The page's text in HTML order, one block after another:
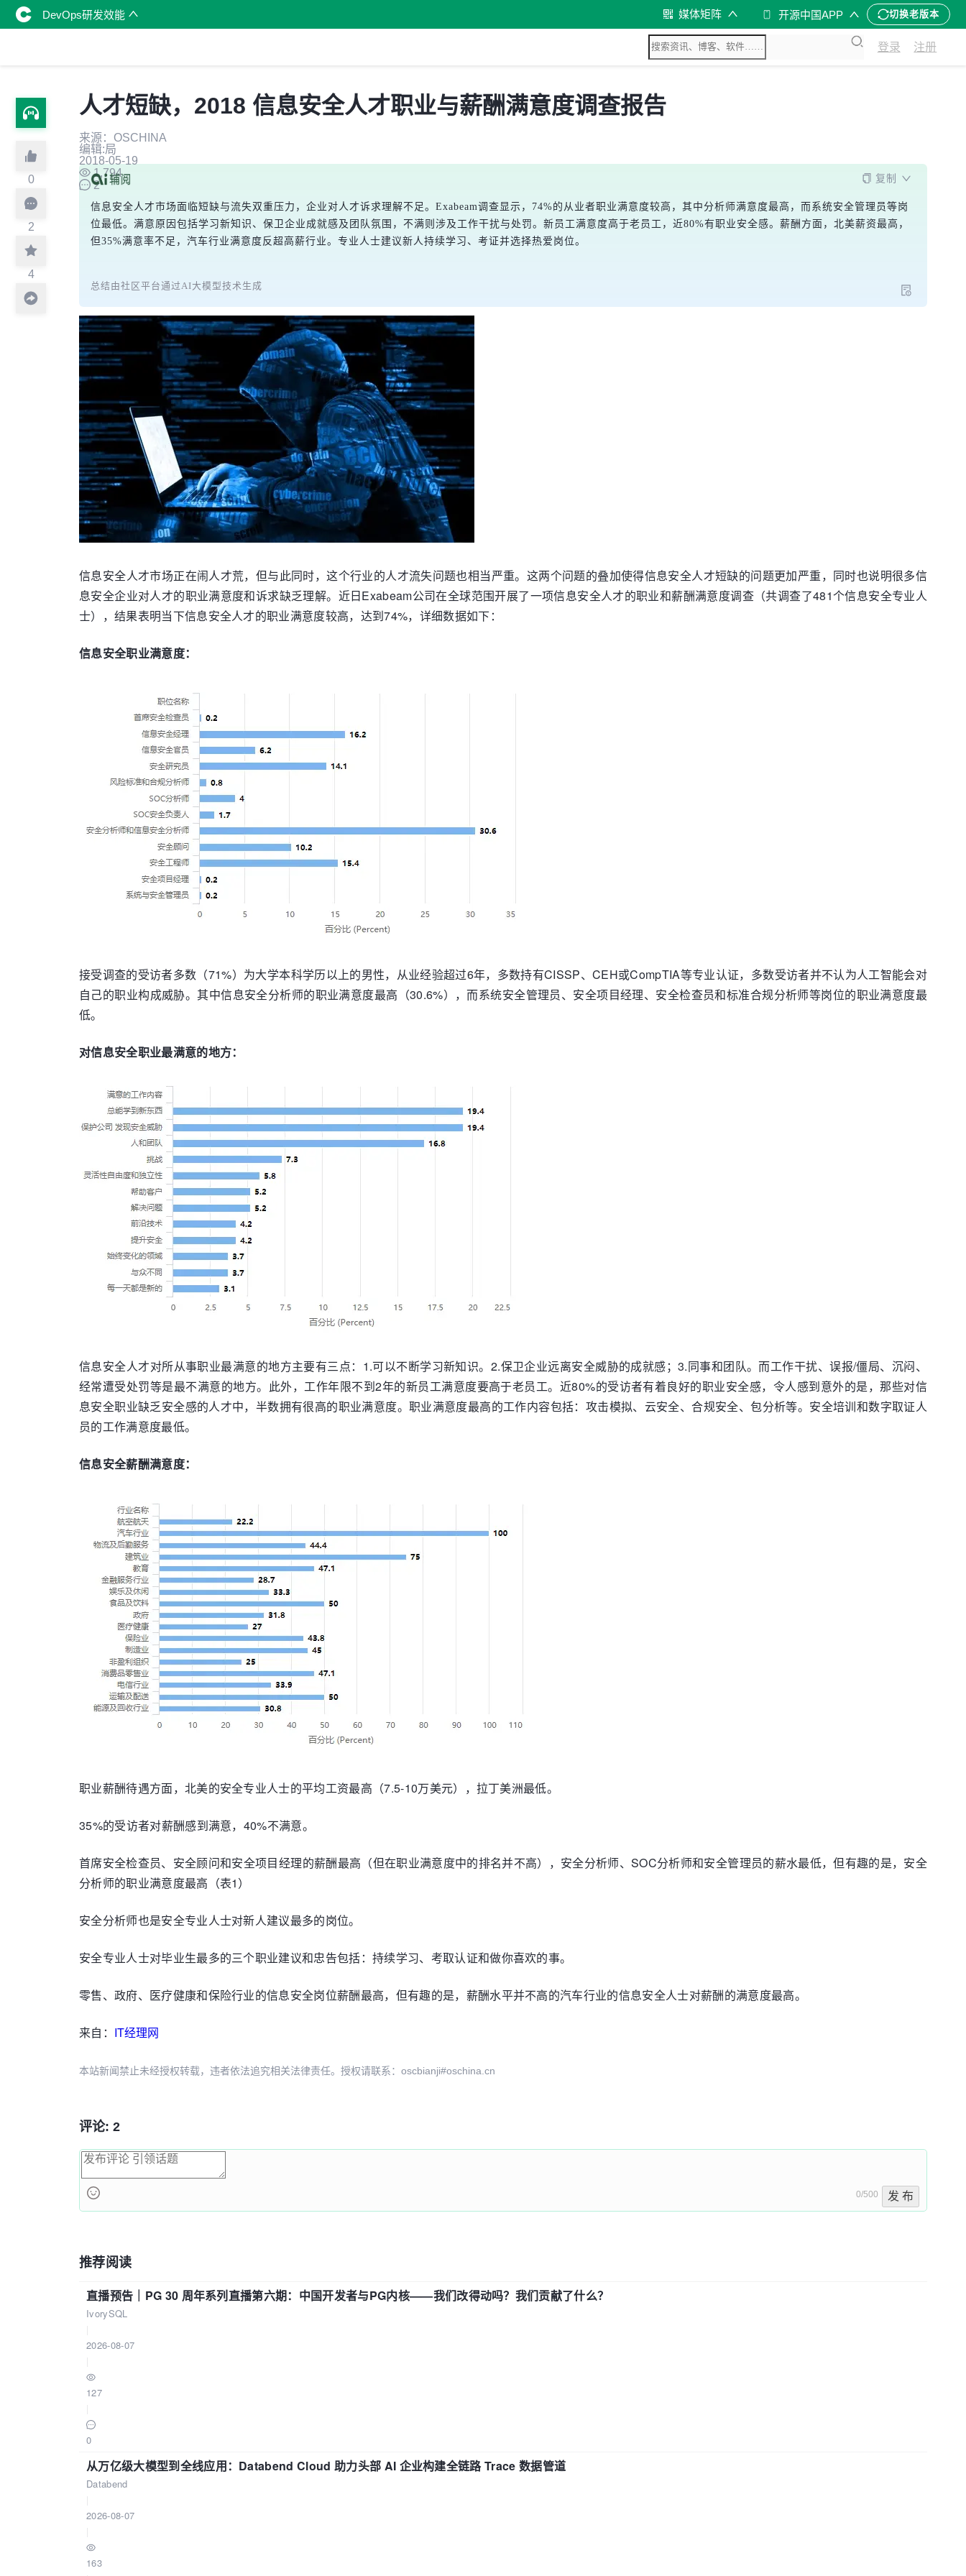
DevOps研发效能 媒体矩阵 开源中国APP 切换老版本
登录 注册
0
2
4
人才短缺，2018 信息安全人才职业与薪酬满意度调查报告
来源：OSCHINA
编辑:局
2018-05-19
1,794
2
复制
信息安全人才市场面临短缺与流失双重压力，企业对人才诉求理解不足。Exabeam调查显示，74%的从业者职业满意度较高，其中分析师满意度最高，而系统安全管理员等岗
位最低。满意原因包括学习新知识、保卫企业成就感及团队氛围，不满则涉及工作干扰与处罚。新员工满意度高于老员工，近80%有职业安全感。薪酬方面，北美薪资最高，
但35%满意率不足，汽车行业满意度反超高薪行业。专业人士建议新人持续学习、考证并选择热爱岗位。
总结由社区平台通过AI大模型技术生成
信息安全人才市场正在闹人才荒，但与此同时，这个行业的人才流失问题也相当严重。这两个问题的叠加使得信息安全人才短缺的问题更加严重，同时也说明很多信
息安全企业对人才的职业满意度和诉求缺乏理解。近日Exabeam公司在全球范围开展了一项信息安全人才的职业和薪酬满意度调查（共调查了481个信息安全专业人
士），结果表明当下信息安全人才的职业满意度较高，达到74%，详细数据如下：
信息安全职业满意度：
接受调查的受访者多数（71%）为大学本科学历以上的男性，从业经验超过6年，多数持有CISSP、CEH或CompTIA等专业认证，多数受访者并不认为人工智能会对
自己的职业构成威胁。其中信息安全分析师的职业满意度最高（30.6%），而系统安全管理员、安全项目经理、安全检查员和标准合规分析师等岗位的职业满意度最
低。
对信息安全职业最满意的地方：
信息安全人才对所从事职业最满意的地方主要有三点：1.可以不断学习新知识。2.保卫企业远离安全威胁的成就感；3.同事和团队。而工作干扰、误报/僵局、沉闷、
经常遭受处罚等是最不满意的地方。此外，工作年限不到2年的新员工满意度要高于老员工。近80%的受访者有着良好的职业安全感，令人感到意外的是，那些对信
息安全职业缺乏安全感的人才中，半数拥有很高的职业满意度。职业满意度最高的工作内容包括：攻击模拟、云安全、合规安全、包分析等。安全培训和数字取证人
员的工作满意度最低。
信息安全薪酬满意度：
职业薪酬待遇方面，北美的安全专业人士的平均工资最高（7.5-10万美元），拉丁美洲最低。
35%的受访者对薪酬感到满意，40%不满意。
首席安全检查员、安全顾问和安全项目经理的薪酬最高（但在职业满意度中的排名并不高），安全分析师、SOC分析师和安全管理员的薪水最低，但有趣的是，安全
分析师的职业满意度最高（表1）
安全分析师也是安全专业人士对新人建议最多的岗位。
安全专业人士对毕业生最多的三个职业建议和忠告包括：持续学习、考取认证和做你喜欢的事。
零售、政府、医疗健康和保险行业的信息安全岗位薪酬最高，但有趣的是，薪酬水平并不高的汽车行业的信息安全人士对薪酬的满意度最高。
来自： IT经理网
本站新闻禁止未经授权转载，违者依法追究相关法律责任。授权请联系：oscbianji#oschina.cn
评论: 2
0/500 发 布
推荐阅读
直播预告｜PG 30 周年系列直播第六期：中国开发者与PG内核——我们改得动吗？我们贡献了什么？
IvorySQL
2026-08-07
127
0
从万亿级大模型到全线应用：Databend Cloud 助力头部 AI 企业构建全链路 Trace 数据管道
Databend
2026-08-07
163